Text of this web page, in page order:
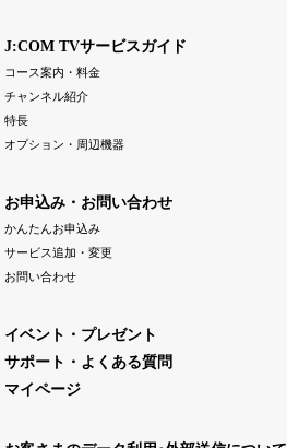
J:COM TVサービスガイド
コース案内・料金
チャンネル紹介
特長
オプション・周辺機器
お申込み・お問い合わせ
かんたんお申込み
サービス追加・変更
お問い合わせ
イベント・プレゼント
サポート・よくある質問
マイページ